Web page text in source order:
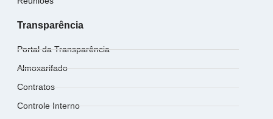
Transparência
Portal da Transparência
Almoxarifado
Contratos
Controle Interno